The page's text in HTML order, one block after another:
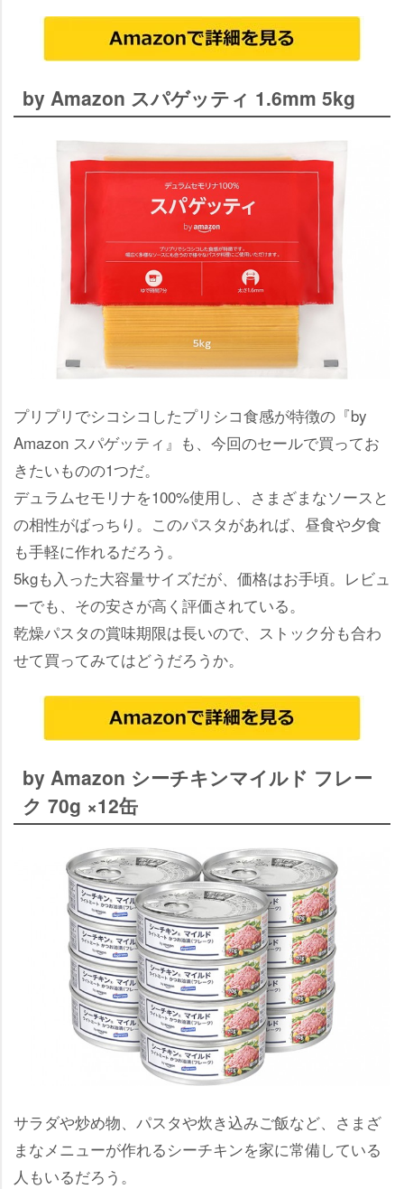
by Amazon スパゲッティ 1.6mm 5kg
プリプリでシコシコしたプリシコ食感が特徴の『by
Amazon スパゲッティ』も、今回のセールで買ってお
きたいものの1つだ。
デュラムセモリナを100%使用し、さまざまなソースと
の相性がばっちり。このパスタがあれば、昼食や夕食
も手軽に作れるだろう。
5kgも入った大容量サイズだが、価格はお手頃。レビュ
ーでも、その安さが高く評価されている。
乾燥パスタの賞味期限は長いので、ストック分も合わ
せて買ってみてはどうだろうか。
by Amazon シーチキンマイルド フレー
ク 70g ×12缶
サラダや炒め物、パスタや炊き込みご飯など、さまざ
まなメニューが作れるシーチキンを家に常備している
人もいるだろう。